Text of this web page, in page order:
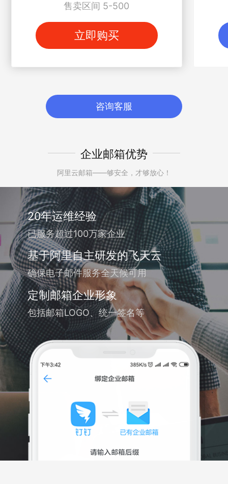
售卖区间 5-500
立即购买
咨询客服
企业邮箱优势
阿里云邮箱——够安全，才够放心！
20年运维经验
已服务超过100万家企业
基于阿里自主研发的飞天云
确保电子邮件服务全天候可用
定制邮箱企业形象
包括邮箱LOGO、统一签名等